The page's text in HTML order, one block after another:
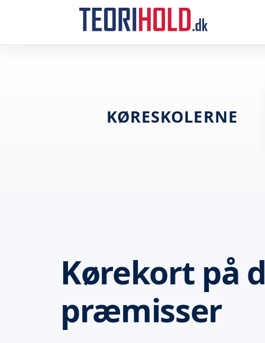
KØRESKOLERNE
Kørekort på
præmisser